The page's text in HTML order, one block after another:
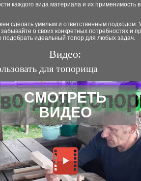
каждого вида материала и их применимость
сделать умелым и ответственным подходом.
о своих конкретных потребностях и
подобрать идеальный топор для любых задач.
Видео:
для топорища
СМОТРЕТЬ
ВИДЕО